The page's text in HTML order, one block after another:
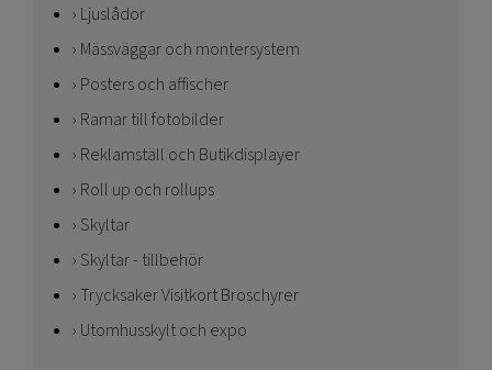
Ljuslådor
Mässväggar och montersystem
Posters och affischer
Ramar till fotobilder
Reklamställ och Butikdisplayer
Roll up och rollups
Skyltar
Skyltar - tillbehör
Trycksaker Visitkort Broschyrer
Utomhusskylt och expo